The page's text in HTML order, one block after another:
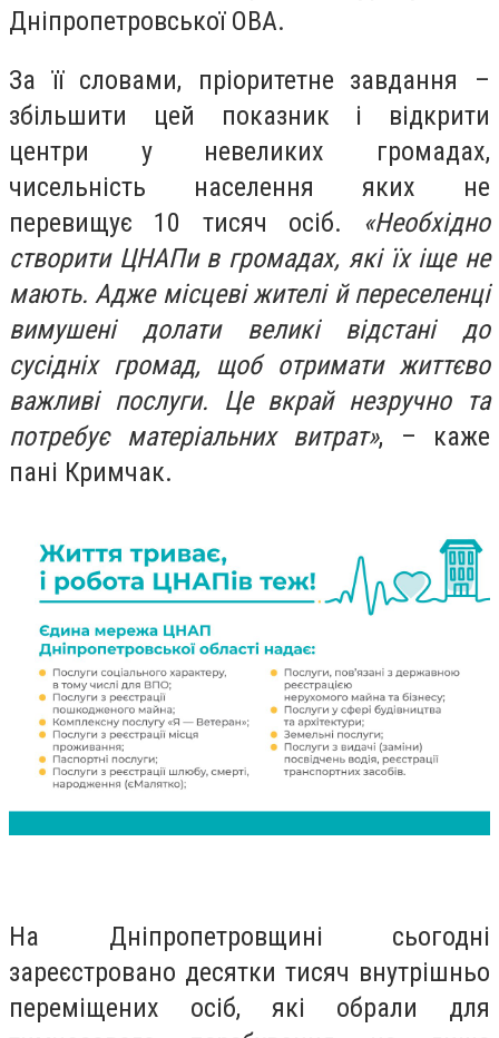
Дніпропетровської ОВА.
За її словами, пріоритетне завдання –
збільшити цей показник і відкрити
центри у невеликих громадах,
чисельність населення яких не
перевищує 10 тисяч осіб. «Необхідно
створити ЦНАПи в громадах, які їх іще не
мають. Адже місцеві жителі й переселенці
вимушені долати великі відстані до
сусідніх громад, щоб отримати життєво
важливі послуги. Це вкрай незручно та
потребує матеріальних витрат», – каже
пані Кримчак.
На Дніпропетровщині сьогодні
зареєстровано десятки тисяч внутрішньо
переміщених осіб, які обрали для